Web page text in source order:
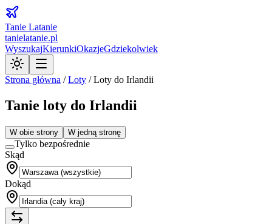
Tanie Latanie
tanielatanie.pl
WyszukajKierunkiOkazjeGdziekolwiek
Strona główna /Loty /Loty do Irlandii
Tanie loty do Irlandii
W obie strony W jedną stronę
Tylko bezpośrednie
Skąd
Dokąd